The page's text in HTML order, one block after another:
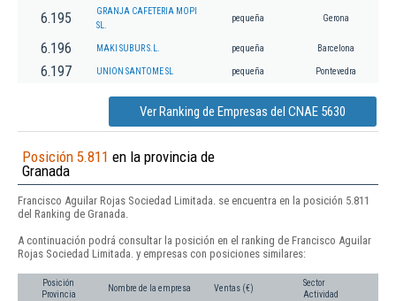
6.195
GRANJA CAFETERIA MOPI
SL.
pequeña Gerona
6.196 MAKI SUBUR S.L. pequeña Barcelona
6.197 UNION SANTOME SL pequeña Pontevedra
Ver Ranking de Empresas del CNAE 5630
Posición 5.811 en la provincia de
Granada
Francisco Aguilar Rojas Sociedad Limitada. se encuentra en la posición 5.811
del Ranking de Granada.
A continuación podrá consultar la posición en el ranking de Francisco Aguilar
Rojas Sociedad Limitada. y empresas con posiciones similares:
Posición
Provincia
Nombre de la empresa Ventas (€)
Sector
Actividad